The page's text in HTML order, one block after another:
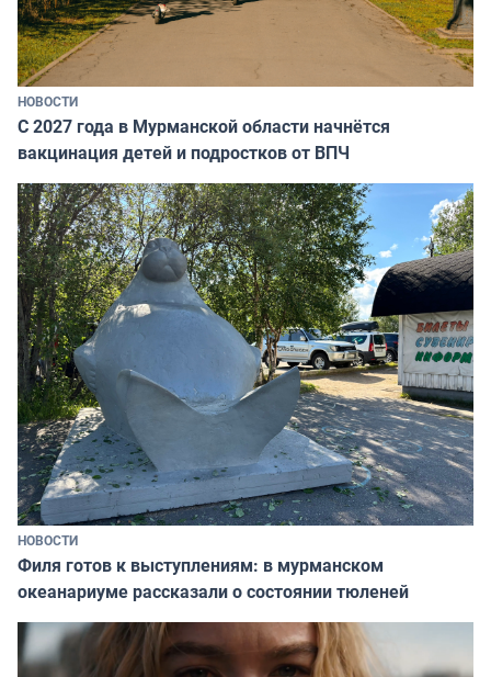
НОВОСТИ
С 2027 года в Мурманской области начнётся
вакцинация детей и подростков от ВПЧ
НОВОСТИ
Филя готов к выступлениям: в мурманском
океанариуме рассказали о состоянии тюленей